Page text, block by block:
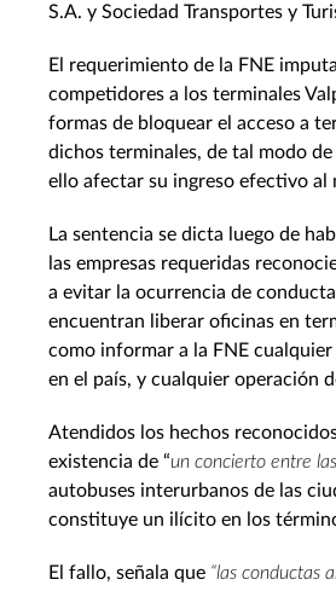
S.A. y Sociedad Transportes y
El requerimiento de la FNE
competidores a los terminales
formas de bloquear el acceso a
dichos terminales, de tal modo
ello afectar su ingreso efectivo al
La sentencia se dicta luego de
las empresas requeridas
a evitar la ocurrencia de
encuentran liberar oficinas en
como informar a la FNE
en el país, y cualquier operación
Atendidos los hechos
existencia de “un concierto entre
autobuses interurbanos de las
constituye un ilícito en los
El fallo, señala que “las conductas